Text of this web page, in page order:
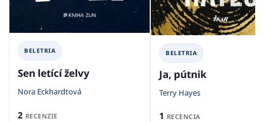
BELETRIA
Sen letící želvy
Nora Eckhardtová
2 RECENZIE
BELETRIA
Ja, pútnik
Terry Hayes
1 RECENCIA